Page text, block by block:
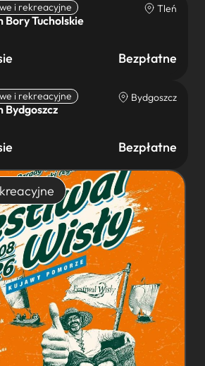
i rekreacyjne Tleń
Bory Tucholskie
Bezpłatne
i rekreacyjne Bydgoszcz
Bydgoszcz
Bezpłatne